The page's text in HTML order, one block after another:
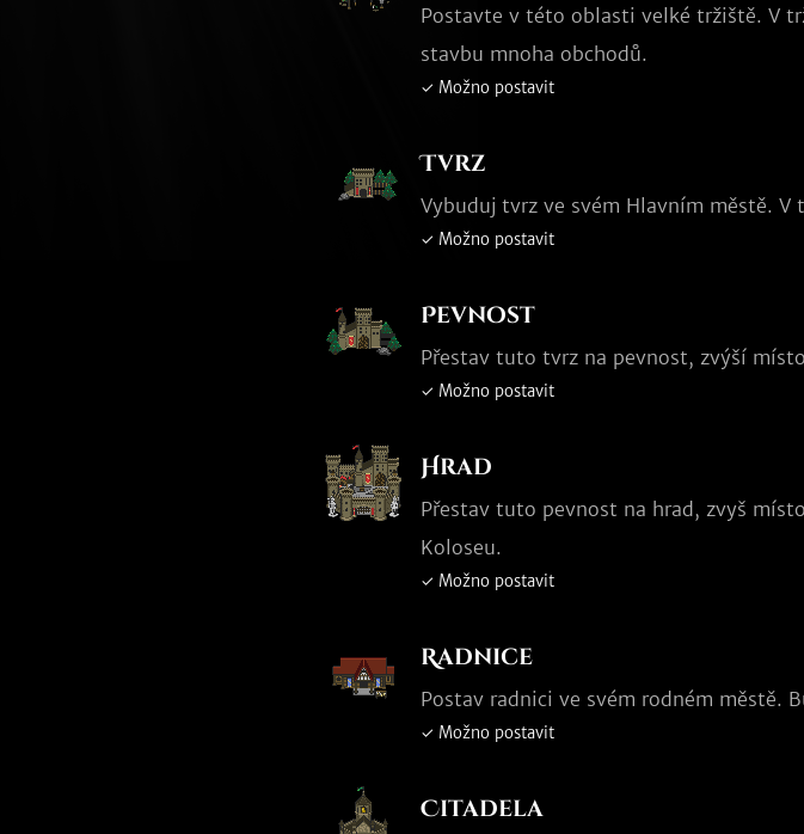
Postavte v této oblasti velké tržiště. V
stavbu mnoha obchodů.
✓ Možno postavit
Tvrz
Vybuduj tvrz ve svém Hlavním městě.
✓ Možno postavit
Pevnost
Přestav tuto tvrz na pevnost, zvýší
✓ Možno postavit
Hrad
Přestav tuto pevnost na hrad, zvyš
Koloseu.
✓ Možno postavit
Radnice
Postav radnici ve svém rodném městě.
✓ Možno postavit
Citadela